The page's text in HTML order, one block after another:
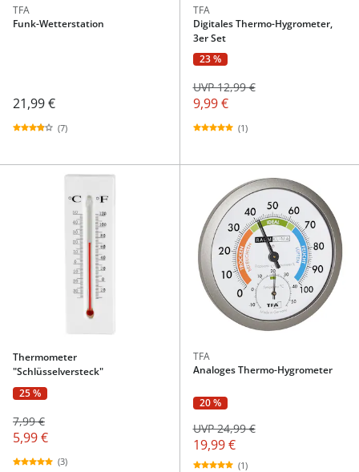
TFA
Funk-Wetterstation
21,99 €
(7)
TFA
Digitales Thermo-Hygrometer,
3er Set
23 %
9,99 €
UVP 12,99 €
(1)
Thermometer
"Schlüsselversteck"
25 %
7,99 €
5,99 €
(3)
TFA
Analoges Thermo-Hygrometer
20 %
19,99 €
UVP 24,99 €
(1)